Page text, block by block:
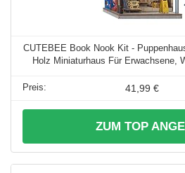
CUTEBEE Book Nook Kit -
Holz Miniaturhaus Für Erwachsene,
41,99 €
ZUM TOP